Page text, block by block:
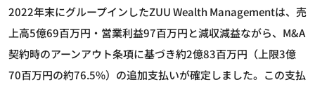
2022年末にグループインしたZUU Wealth Managementは、売
上高5億69百万円・営業利益97百万円と減収減益ながら、M&A
契約時のアーンアウト条項に基づき約2億83百万円（上限3億
70百万円の約76.5%）の追加支払いが確定しました。この支払